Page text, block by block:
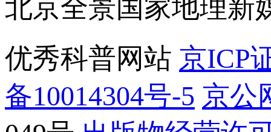
北京全景国家地理新
优秀科普网站 京ICP
备10014304号-5 京公